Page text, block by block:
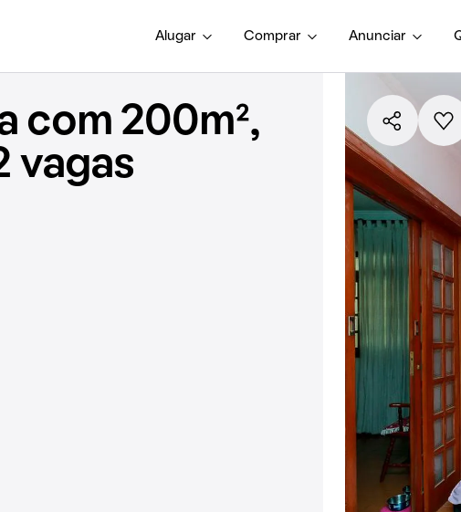
Alugar Comprar Anunciar
com 200m²,
vagas